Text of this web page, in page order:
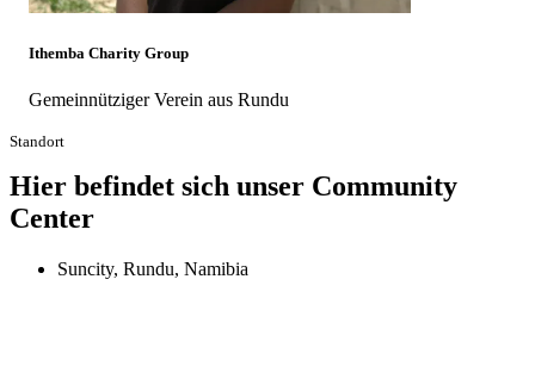
Ithemba Charity Group
Gemeinnütziger Verein aus Rundu
Standort
Hier befindet sich unser Community
Center
Suncity, Rundu, Namibia